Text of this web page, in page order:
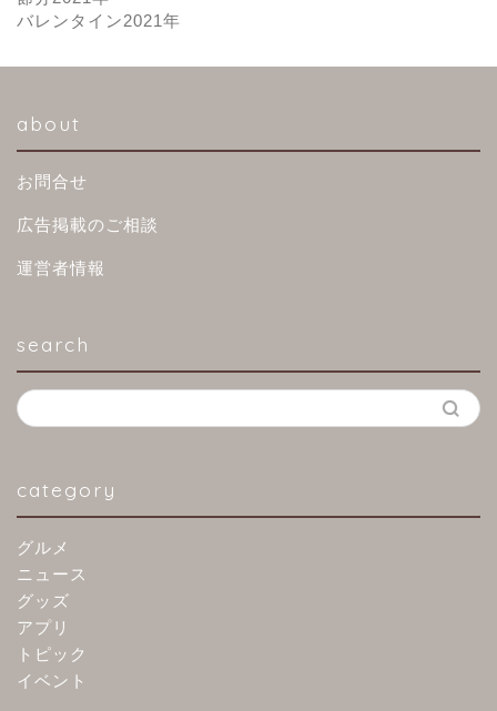
バレンタイン2021年
about
お問合せ
広告掲載のご相談
運営者情報
search
category
グルメ
ニュース
グッズ
アプリ
トピック
イベント